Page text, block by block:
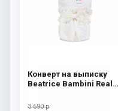
Конверт на выписку
Beatrice Bambini Reale
3 690 р